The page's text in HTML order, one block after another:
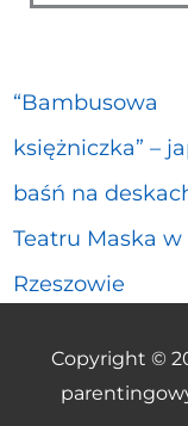
“Bambusowa
księżniczka” –
baśń na
Teatru Maska w
Rzeszowie
Copyright ©